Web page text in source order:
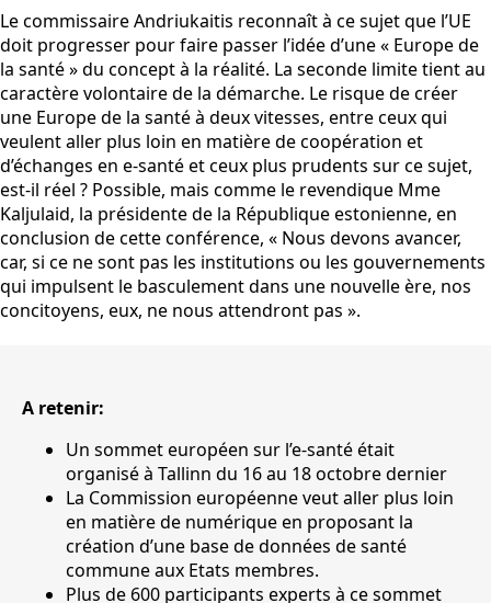
Le commissaire Andriukaitis reconnaît à ce sujet que l’UE
doit progresser pour faire passer l’idée d’une « Europe de
la santé » du concept à la réalité. La seconde limite tient au
caractère volontaire de la démarche. Le risque de créer
une Europe de la santé à deux vitesses, entre ceux qui
veulent aller plus loin en matière de coopération et
d’échanges en e-santé et ceux plus prudents sur ce sujet,
est-il réel ? Possible, mais comme le revendique Mme
Kaljulaid, la présidente de la République estonienne, en
conclusion de cette conférence, « Nous devons avancer,
car, si ce ne sont pas les institutions ou les gouvernements
qui impulsent le basculement dans une nouvelle ère, nos
concitoyens, eux, ne nous attendront pas ».
A retenir:
Un sommet européen sur l’e-santé était
organisé à Tallinn du 16 au 18 octobre dernier
La Commission européenne veut aller plus loin
en matière de numérique en proposant la
création d’une base de données de santé
commune aux Etats membres.
Plus de 600 participants experts à ce sommet